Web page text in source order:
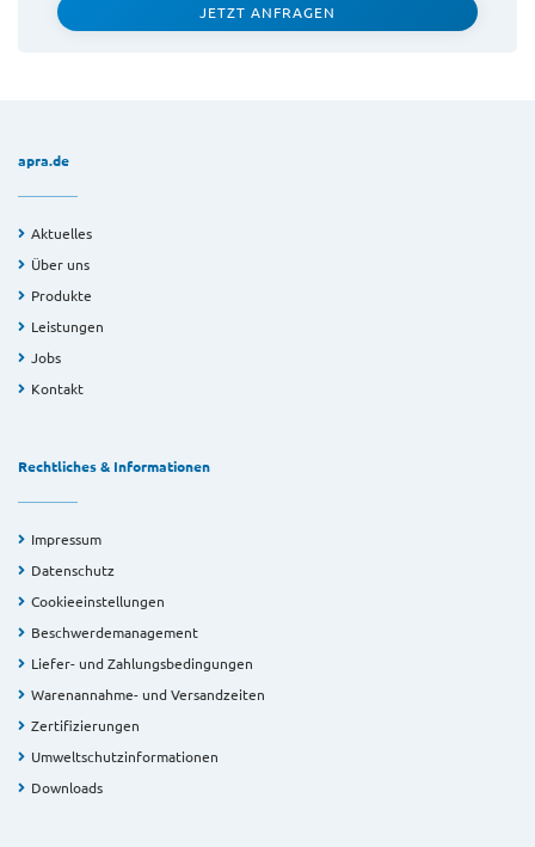
JETZT ANFRAGEN
apra.de
Aktuelles
Über uns
Produkte
Leistungen
Jobs
Kontakt
Rechtliches & Informationen
Impressum
Datenschutz
Cookieeinstellungen
Beschwerdemanagement
Liefer- und Zahlungsbedingungen
Warenannahme- und Versandzeiten
Zertifizierungen
Umweltschutzinformationen
Downloads